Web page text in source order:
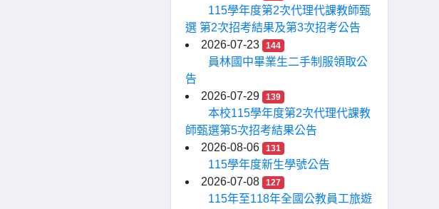
115學年度第2次代理代課教師甄
選 第2次招考結果及第3次招考公告
2026-07-23
144
員林國中畢業生二手制服領取公
告
2026-07-29
139
本校115學年度第2次代理代課教
師甄選第5次招考結果公告
2026-08-06
131
115學年度新生學號公告
2026-07-08
127
115年至118年全國公教員工旅遊